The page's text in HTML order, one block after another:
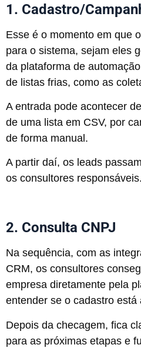
1. Cadastro/
Esse é o momento em que
para o sistema, sejam eles
da plataforma de
de listas frias, como as
A entrada pode acontecer
de uma lista em CSV, por
de forma manual.
A partir daí, os leads
os consultores responsáveis.
2. Consulta CNPJ
Na sequência, com as
CRM, os consultores
empresa diretamente pela
entender se o cadastro está
Depois da checagem, fica
para as próximas etapas e